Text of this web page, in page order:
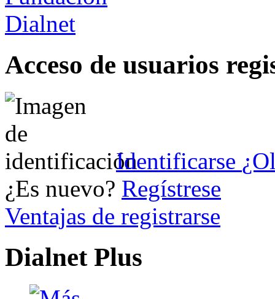
Acceso de usuarios
Identificarse
¿Es nuevo? Regístrese
Ventajas de registrarse
Dialnet Plus